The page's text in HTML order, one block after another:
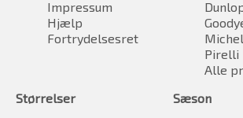
Impressum
Hjælp
Fortrydelsesret
Pirelli
Alle
Størrelser
Sæson